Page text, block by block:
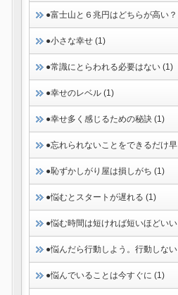
●富士山と６兆円はどちらが高い
●小さな幸せ (1)
●常識にとらわれる必要はない (1)
●幸せのレベル (1)
●幸せ多く感じるための秘訣 (1)
●忘れられないことをできるだけ
●恥ずかしがり屋は損しがち (1)
●悩むとスタートが遅れる (1)
●悩む時間は短ければ短いほどい
●悩んだら行動しよう。行動しな
●悩んでいることは今すぐに (1)